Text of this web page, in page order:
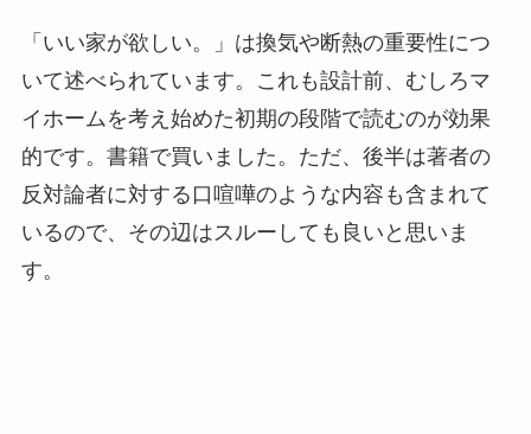
「いい家が欲しい。」は換気や断熱の重要性につ
いて述べられています。これも設計前、むしろマ
イホームを考え始めた初期の段階で読むのが効果
的です。書籍で買いました。ただ、後半は著者の
反対論者に対する口喧嘩のような内容も含まれて
いるので、その辺はスルーしても良いと思いま
す。